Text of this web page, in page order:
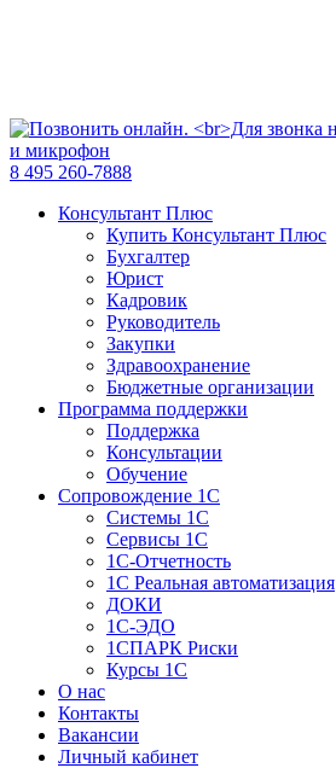
8 495 260-7888
Консультант Плюс
Купить Консультант Плюс
Бухгалтер
Юрист
Кадровик
Руководитель
Закупки
Здравоохранение
Бюджетные организации
Программа поддержки
Поддержка
Консультации
Обучение
Сопровождение 1С
Системы 1С
Сервисы 1С
1C-Отчетность
1С Реальная автоматизация
ДОКИ
1C-ЭДО
1СПАРК Риски
Курсы 1С
О нас
Контакты
Вакансии
Личный кабинет